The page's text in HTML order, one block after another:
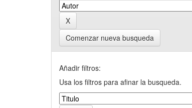
Comenzar nueva busqueda
Añadir filtros:
Usa los filtros para afinar la busqueda.